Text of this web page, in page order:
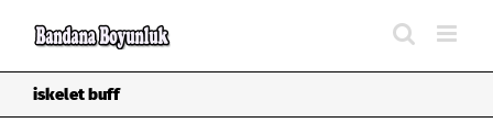
iskelet buff